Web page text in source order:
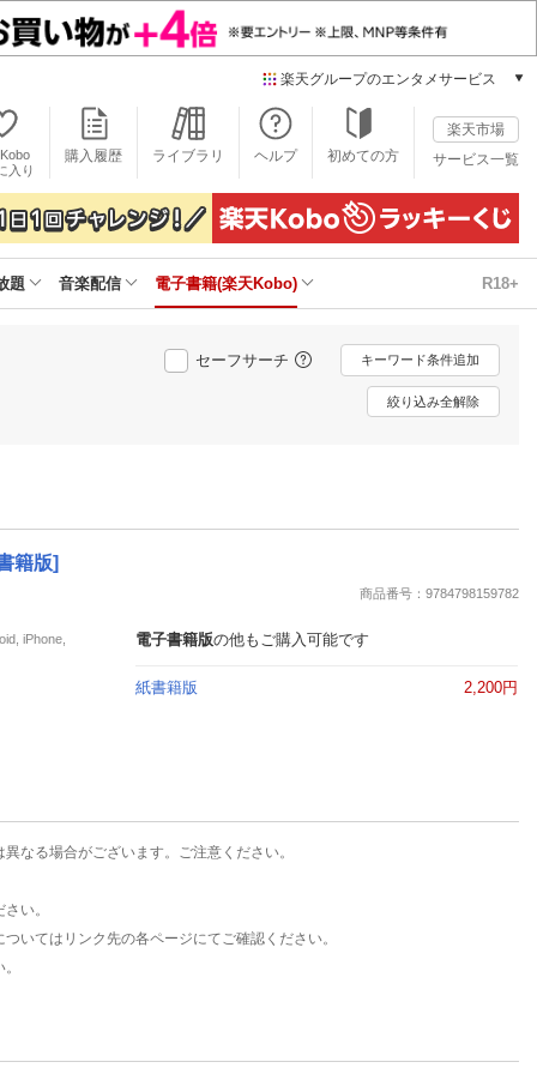
楽天グループのエンタメサービス
本/ゲーム/CD/DVD
楽天ブックス
電子書籍
楽天Kobo
雑誌読み放題
楽天ミュージック
動画配信
楽天TV
動画配信ガイド
推し楽
入り
購入履歴 ライブラリ ヘルプ 初めての方
楽天市場
サービス一覧
題 音楽配信 電子書籍(楽天Kobo) R18+
セーフサーチ キーワード条件追加
絞り込み全解除
籍版]
商品番号：9784798159782
iPhone,
電子書籍版の他もご購入可能です
紙書籍版 2,200円
なる場合がございます。ご注意ください。
い。
いてはリンク先の各ページにてご確認ください。